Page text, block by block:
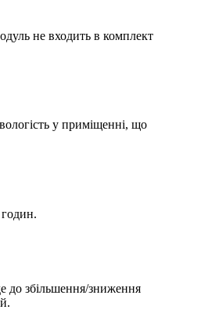
не входить в комплект
у приміщенні, що
до збільшення/зниження